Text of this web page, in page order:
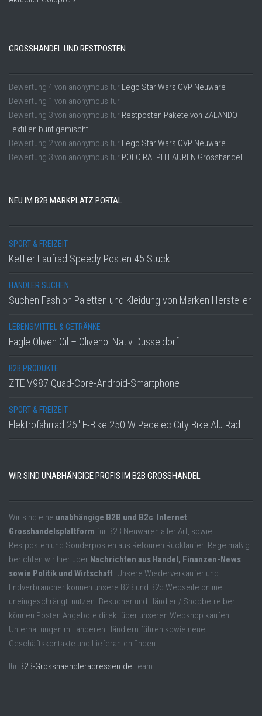
GROSSHANDEL UND RESTPOSTEN
Bewertung 4 von anonymous für Lego Star Wars OVP Neuware
Bewertung 1 von anonymous für
Bewertung 3von anonymous für Restposten Pakete von ZALANDO
Textilien bunt gemischt
Bewertung 2von anonymous für Lego Star Wars OVP Neuware
Bewertung 3von anonymous für POLO RALPH LAUREN Grosshandel
NEU IM B2B MARKPLATZ PORTAL
SPORT & FREIZEIT
Kettler Laufrad Speedy Posten 45 Stück
HÄNDLER SUCHEN
Suchen Fashion Paletten und Kleidung von Marken Hersteller
LEBENSMITTEL & GETRÄNKE
Eagle Oliven Oil – Olivenöl Nativ Düsseldorf
B2B PRODUKTE
ZTE V987 Quad-Core-Android-Smartphone
SPORT & FREIZEIT
Elektrofahrrad 26″ E-Bike 250 W Pedelec City Bike Alu Rad
WIR SIND UNABHÄNGIGE PROFIS IM B2B GROSSHANDEL
Wir sind eine unabhängige B2B und B2c Internet
Grosshandelsplattform für B2B Neuwaren aller Art, sowie
Restposten und Sonderposten aus Retouren Rückläufer. Regelmäßig
berichten wir hier über Nachrichten aus Handel, Finanzen-News
sowie Politik und Wirtschaft. Unsere Wiederverkäufer und
Endverbraucher können unsere B2B und B2c Webseite online
uneingeschrängt nutzen. Besucher und Händler / Shopbetreiber
können Posten Angebote direkt über unseren Webshop kaufen.
Unterhaltungen mit anderen Händlern führen sowie neue
Geschäftskontakte und Lieferanten finden.
Ihr B2B-Grosshaendleradressen.de Team